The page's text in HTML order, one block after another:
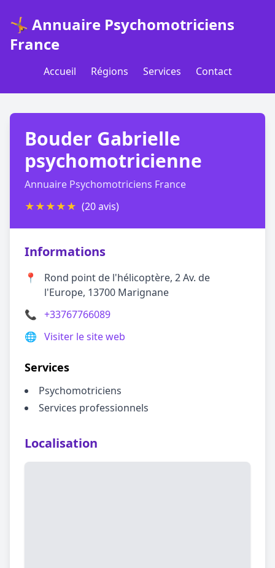
🤸 Annuaire Psychomotriciens
France
Accueil Régions Services Contact
Bouder Gabrielle
psychomotricienne
Annuaire Psychomotriciens France
★★★★★ (20 avis)
Informations
📍
Rond point de l'hélicoptère, 2 Av. de
l'Europe, 13700 Marignane
📞 +33767766089
🌐 Visiter le site web
Services
Psychomotriciens
Services professionnels
Localisation